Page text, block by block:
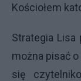
Kościołem
Strategia
można pisać
się